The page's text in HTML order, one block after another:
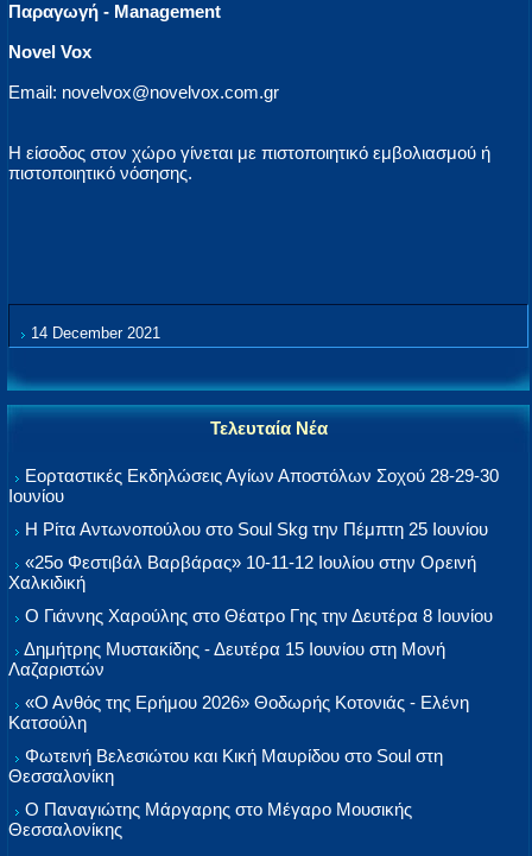
Παραγωγή - Management
Novel Vox
Email: novelvox@novelvox.com.gr
Η είσοδος στον χώρο γίνεται με πιστοποιητικό εμβολιασμού ή
πιστοποιητικό νόσησης.
14 December 2021
Τελευταία Νέα
Εορταστικές Εκδηλώσεις Αγίων Αποστόλων Σοχού 28-29-30
Ιουνίου
Η Ρίτα Αντωνοπούλου στο Soul Skg την Πέμπτη 25 Ιουνίου
«25ο Φεστιβάλ Βαρβάρας» 10-11-12 Ιουλίου στην Ορεινή
Χαλκιδική
Ο Γιάννης Χαρούλης στο Θέατρο Γης την Δευτέρα 8 Ιουνίου
Δημήτρης Μυστακίδης - Δευτέρα 15 Ιουνίου στη Μονή
Λαζαριστών
«Ο Ανθός της Ερήμου 2026» Θοδωρής Κοτονιάς - Ελένη
Κατσούλη
Φωτεινή Βελεσιώτου και Κική Μαυρίδου στο Soul στη
Θεσσαλονίκη
Ο Παναγιώτης Μάργαρης στο Μέγαρο Μουσικής
Θεσσαλονίκης